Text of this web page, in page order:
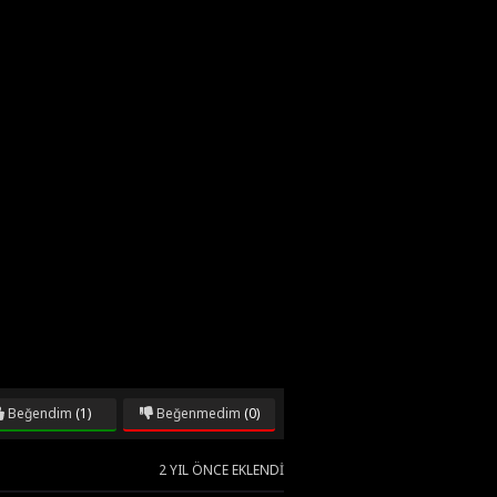
Beğendim (1) Beğenmedim (0)
2 YIL ÖNCE EKLENDI